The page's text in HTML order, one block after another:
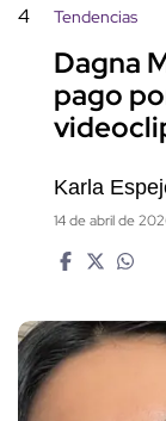
4 Tendencias
Dagna
pago
Karla
14 de abril de